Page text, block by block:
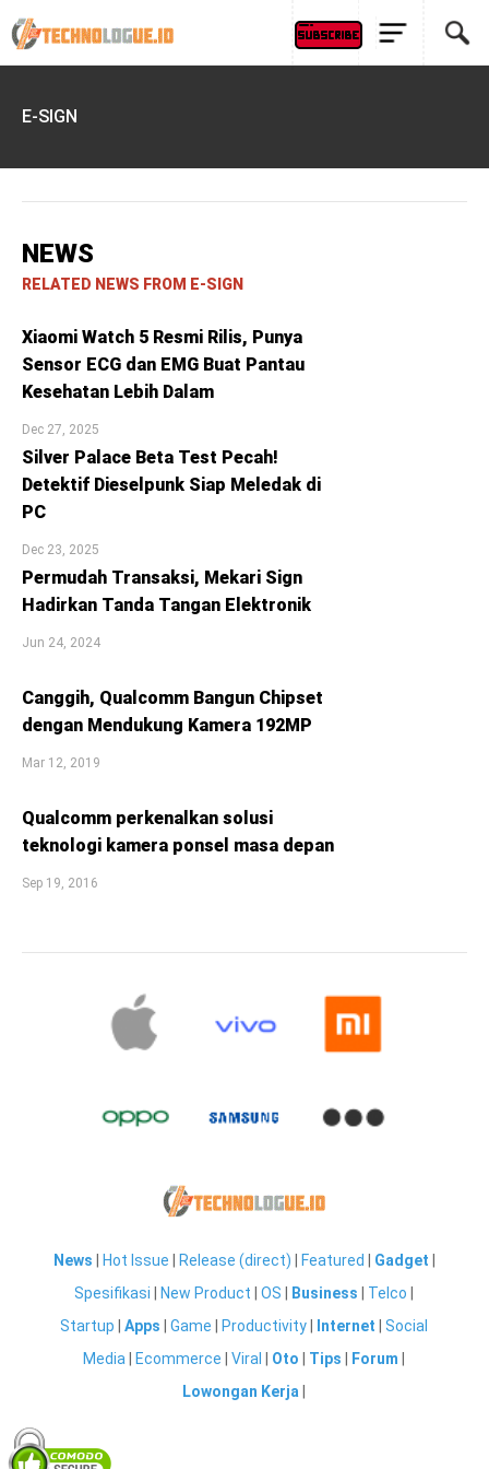
E-SIGN
NEWS
RELATED NEWS FROM E-SIGN
Xiaomi Watch 5 Resmi Rilis, Punya
Sensor ECG dan EMG Buat Pantau
Kesehatan Lebih Dalam
Dec 27, 2025
Silver Palace Beta Test Pecah!
Detektif Dieselpunk Siap Meledak di
PC
Dec 23, 2025
Permudah Transaksi, Mekari Sign
Hadirkan Tanda Tangan Elektronik
Jun 24, 2024
Canggih, Qualcomm Bangun Chipset
dengan Mendukung Kamera 192MP
Mar 12, 2019
Qualcomm perkenalkan solusi
teknologi kamera ponsel masa depan
Sep 19, 2016
News Hot Issue Release (direct) Featured Gadget
Spesifikasi
New Product |OS Business Telco
Startup |Apps |Game Productivity Internet |Social
Media
Ecommerce |Viral Oto Tips Forum
Lowongan Kerja